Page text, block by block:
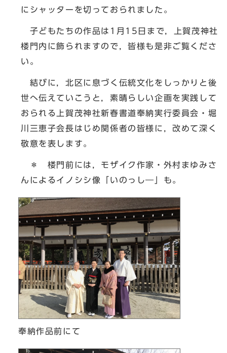
にシャッターを切っておられました。
子どもたちの作品は1月15日まで，上賀茂神社
楼門内に飾られますので，皆様も是非ご覧くださ
い。
結びに，北区に息づく伝統文化をしっかりと後
世へ伝えていこうと，素晴らしい企画を実践して
おられる上賀茂神社新春書道奉納実行委員会・堀
川三恵子会長はじめ関係者の皆様に，改めて深く
敬意を表します。
＊ 楼門前には，モザイク作家・外村まゆみさ
んによるイノシシ像「いのっし―」も。
奉納作品前にて